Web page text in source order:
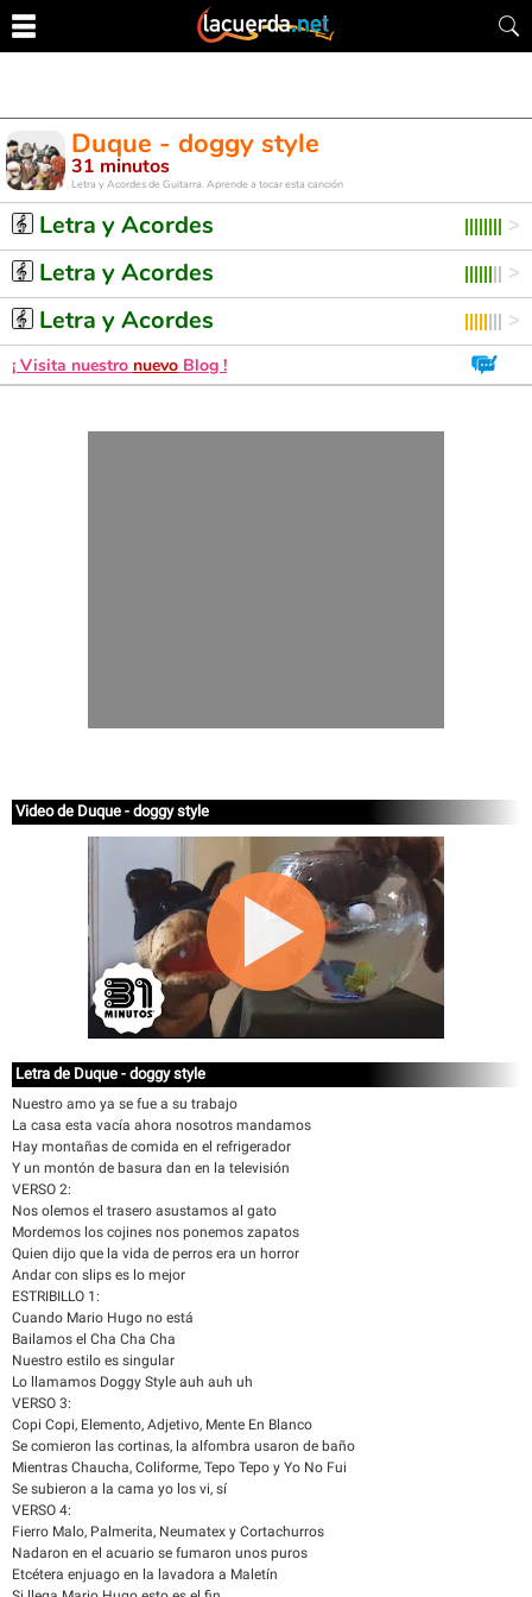
Duque - doggy style
31 minutos
Letra y Acordes de Guitarra. Aprende a tocar esta canción
Letra y Acordes
Letra y Acordes
Letra y Acordes
¡ Visita nuestro nuevo Blog !
Video de Duque - doggy style
Letra de Duque - doggy style
Nuestro amo ya se fue a su trabajo
La casa esta vacía ahora nosotros mandamos
Hay montañas de comida en el refrigerador
Y un montón de basura dan en la televisión
VERSO 2:
Nos olemos el trasero asustamos al gato
Mordemos los cojines nos ponemos zapatos
Quien dijo que la vida de perros era un horror
Andar con slips es lo mejor
ESTRIBILLO 1:
Cuando Mario Hugo no está
Bailamos el Cha Cha Cha
Nuestro estilo es singular
Lo llamamos Doggy Style auh auh uh
VERSO 3:
Copi Copi, Elemento, Adjetivo, Mente En Blanco
Se comieron las cortinas, la alfombra usaron de baño
Mientras Chaucha, Coliforme, Tepo Tepo y Yo No Fui
Se subieron a la cama yo los vi, sí
VERSO 4:
Fierro Malo, Palmerita, Neumatex y Cortachurros
Nadaron en el acuario se fumaron unos puros
Etcétera enjuago en la lavadora a Maletín